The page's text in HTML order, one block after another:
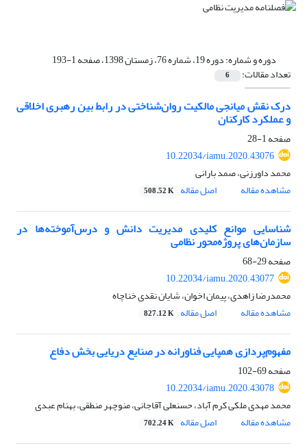
دوره و شماره:دوره 19، شماره 76، زمستان 1398، صفحه 1-193
تعداد مقالات: 6
درک نقش میانجی مالکیت روان‌شناختی در رابط بین رهبری اخلاقی
و عملکرد کارکنان
صفحه1-28
10.22034/iamu.2020.43076
محمد داورزنی، صمد بارانی
مشاهده مقاله
اصل مقاله 508.52 K
شناسایی موانع کلیدی مدیریت دانش و درس‌آموخته‌ها در
سازمان‌های پروژه‌محور نظامی
صفحه29-68
10.22034/iamu.2020.43077
محمدرضا زاهدی، پیمان اخوان، شایان نقدی خناچاه
مشاهده مقاله
اصل مقاله 827.12 K
مفهوم‌پردازی همپایی فناورانه در صنایع دریایی بخش دفاع
صفحه69-102
10.22034/iamu.2020.43078
محمد مهدی ملکی کرم آباد، حسنعلی آقاجانی، منوچهر منطقی، بهنام عبدی
مشاهده مقاله
اصل مقاله 702.24 K